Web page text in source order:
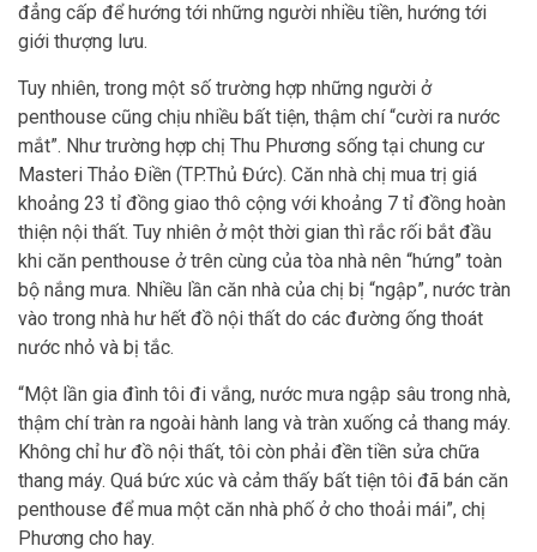
đẳng cấp để hướng tới những người nhiều tiền, hướng tới
giới thượng lưu.
Tuy nhiên, trong một số trường hợp những người ở
penthouse cũng chịu nhiều bất tiện, thậm chí “cười ra nước
mắt”. Như trường hợp chị Thu Phương sống tại chung cư
Masteri Thảo Điền (TP.Thủ Đức). Căn nhà chị mua trị giá
khoảng 23 tỉ đồng giao thô cộng với khoảng 7 tỉ đồng hoàn
thiện nội thất. Tuy nhiên ở một thời gian thì rắc rối bắt đầu
khi căn penthouse ở trên cùng của tòa nhà nên “hứng” toàn
bộ nắng mưa. Nhiều lần căn nhà của chị bị “ngập”, nước tràn
vào trong nhà hư hết đồ nội thất do các đường ống thoát
nước nhỏ và bị tắc.
“Một lần gia đình tôi đi vắng, nước mưa ngập sâu trong nhà,
thậm chí tràn ra ngoài hành lang và tràn xuống cả thang máy.
Không chỉ hư đồ nội thất, tôi còn phải đền tiền sửa chữa
thang máy. Quá bức xúc và cảm thấy bất tiện tôi đã bán căn
penthouse để mua một căn nhà phố ở cho thoải mái”, chị
Phương cho hay.